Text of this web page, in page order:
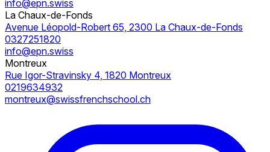
info@epn.swiss
La Chaux-de-Fonds
Avenue Léopold-Robert 65, 2300 La Chaux-de-Fonds
0327251820
info@epn.swiss
Montreux
Rue Igor-Stravinsky 4, 1820 Montreux
0219634932
montreux@swissfrenchschool.ch